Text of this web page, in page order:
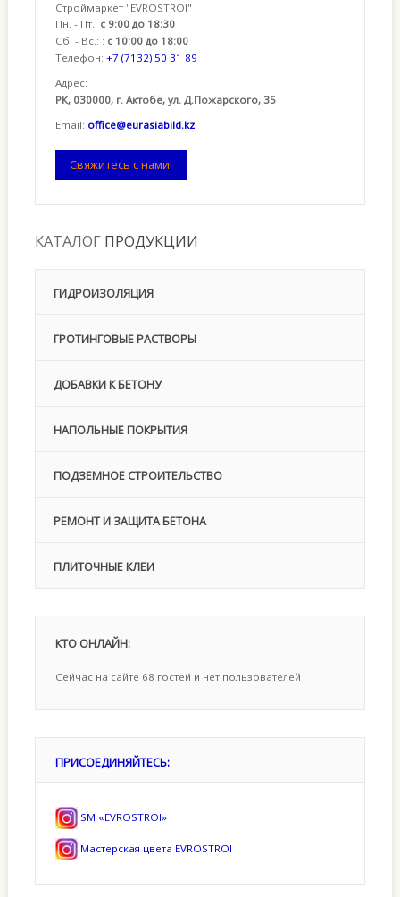
Строймаркет "EVROSTROI"
Пн. - Пт.: с 9:00 до 18:30
Сб. - Вс.: : с 10:00 до 18:00
Телефон: +7 (7132) 50 31 89
Адрес:
РК, 030000, г. Актобе, ул. Д.Пожарского, 35
Email: office@eurasiabild.kz
Свяжитесь с нами!
КАТАЛОГ ПРОДУКЦИИ
ГИДРОИЗОЛЯЦИЯ
ГРОТИНГОВЫЕ РАСТВОРЫ
ДОБАВКИ К БЕТОНУ
НАПОЛЬНЫЕ ПОКРЫТИЯ
ПОДЗЕМНОЕ СТРОИТЕЛЬСТВО
РЕМОНТ И ЗАЩИТА БЕТОНА
ПЛИТОЧНЫЕ КЛЕИ
КТО ОНЛАЙН:
Сейчас на сайте 68 гостей и нет пользователей
ПРИСОЕДИНЯЙТЕСЬ:
SM «EVROSTROI»
Мастерская цвета EVROSTROI